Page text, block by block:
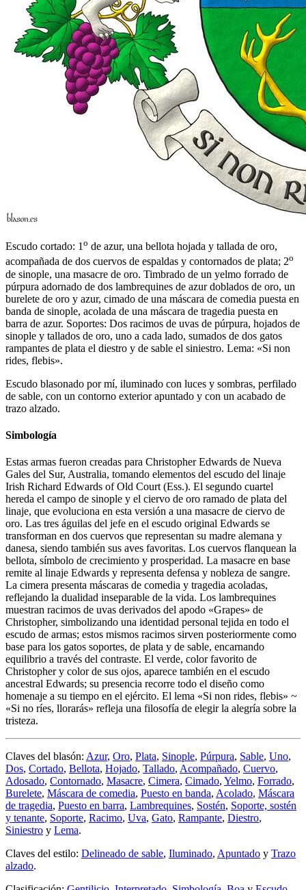
Escudo cortado: 1o de azur, una bellota hojada y tallada de oro,
acompañada de dos cuervos de espaldas y contornados de plata; 2o
de sinople, una masacre de oro. Timbrado de un yelmo forrado de
púrpura adornado de dos lambrequines de azur doblados de oro, un
burelete de oro y azur, cimado de una máscara de comedia puesta en
banda de sinople, acolada de una máscara de tragedia puesta en
barra de azur. Soportes: Dos racimos de uvas de púrpura, hojados de
sinople y tallados de oro, uno a cada lado, sumados de dos gatos
rampantes de plata el diestro y de sable el siniestro. Lema: «Si non
rides, flebis».
Escudo blasonado por mí, iluminado con luces y sombras, perfilado
de sable, con un contorno exterior apuntado y con un acabado de
trazo alzado.
Simbología
Estas armas fueron creadas para Christopher Edwards de Nueva
Gales del Sur, Australia, tomando elementos del escudo del linaje
Irish Richard Edwards of Old Court (Ess.). El segundo cuartel
hereda el campo de sinople y el ciervo de oro ramado de plata del
linaje, que evoluciona en esta versión a una masacre de ciervo de
oro. Las tres águilas del jefe en el escudo original Edwards se
transforman en dos cuervos que representan su madre alemana y
danesa, siendo también sus aves favoritas. Los cuervos flanquean la
bellota, símbolo de crecimiento y prosperidad. La masacre en base
remite al linaje Edwards y representa defensa y nobleza de sangre.
La cimera presenta máscaras de comedia y tragedia acoladas,
reflejando la dualidad inseparable de la vida. Los lambrequines
muestran racimos de uvas derivados del apodo «Grapes» de
Christopher, simbolizando una identidad personal tejida en todo el
escudo de armas; estos mismos racimos sirven posteriormente como
base para los gatos soportes, de plata y de sable, encarnando
equilibrio a través del contraste. El verde, color favorito de
Christopher y color de sus ojos, aparece también en el escudo
ancestral Edwards; su presencia recorre todo el diseño como
homenaje a su tiempo en el ejército. El lema «Si non rides, flebis» ~
«Si no ríes, llorarás» refleja una filosofía de elegir la alegría sobre la
tristeza.
Claves del blasón: Azur, Oro, Plata, Sinople, Púrpura, Sable, Uno,
Dos, Cortado, Bellota, Hojado, Tallado, Acompañado, Cuervo,
Adosado, Contornado, Masacre, Cimera, Cimado, Yelmo, Forrado,
Burelete, Máscara de comedia, Puesto en banda, Acolado, Máscara
de tragedia, Puesto en barra, Lambrequines, Sostén, Soporte, sostén
y tenante, Soporte, Racimo, Uva, Gato, Rampante, Diestro,
Siniestro y Lema.
Claves del estilo: Delineado de sable, Iluminado, Apuntado y Trazo
alzado.